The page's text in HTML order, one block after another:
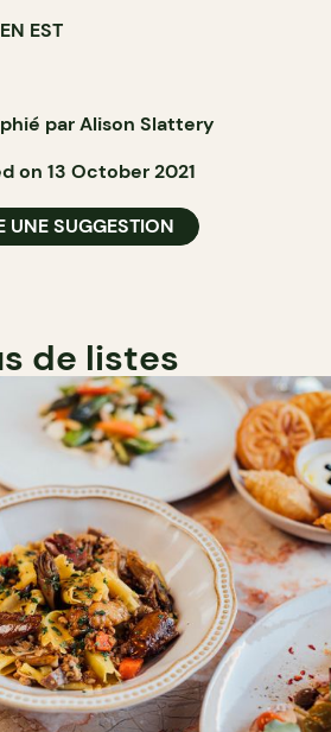
EST
par Alison Slattery
on 13 October 2021
UNE SUGGESTION
de listes